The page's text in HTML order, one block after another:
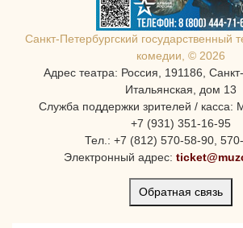
Санкт-Петербургcкий государственный
комедии, © 2026
Адрес театра: Россия, 191186,
Итальянская, дом 13
Служба поддержки зрителей / касса:
+7 (931) 351-16-95
Тел.: +7 (812) 570-58-90,
Электронный адрес:
Обратная связь